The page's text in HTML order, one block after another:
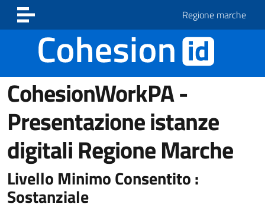
Vai ai contenuti
Vai al footer
Regione marche
CohesionWorkPA -
Presentazione istanze
digitali Regione Marche
Livello Minimo Consentito :
Sostanziale